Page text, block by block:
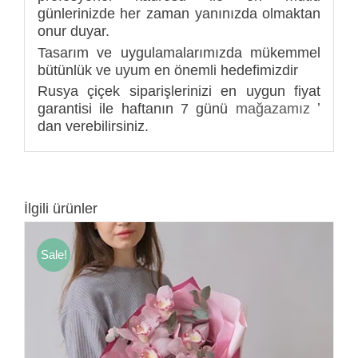
günlerinizde her zaman yanınızda olmaktan
onur duyar.
Tasarım ve uygulamalarımızda mükemmel
bütünlük ve uyum en önemli hedefimizdir
Rusya çiçek siparişlerinizi en uygun fiyat
garantisi ile haftanın 7 günü mağazamız ʼ
dan verebilirsiniz.
İlgili ürünler
Sale!